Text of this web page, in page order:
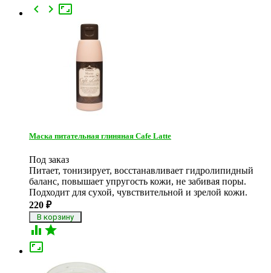

 
Маска питательная глиняная Cafe Latte
Под заказ
Питает, тонизирует, восстанавливает гидролипидный
баланс, повышает упругость кожи, не забивая поры.
Подходит для сухой, чувствительной и зрелой кожи.
220 ₽
 
